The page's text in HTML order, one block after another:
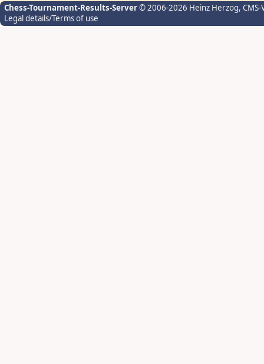
Chess-Tournament-Results-Server© 2006-2026 Heinz Herzog,
Legal details/Terms of use